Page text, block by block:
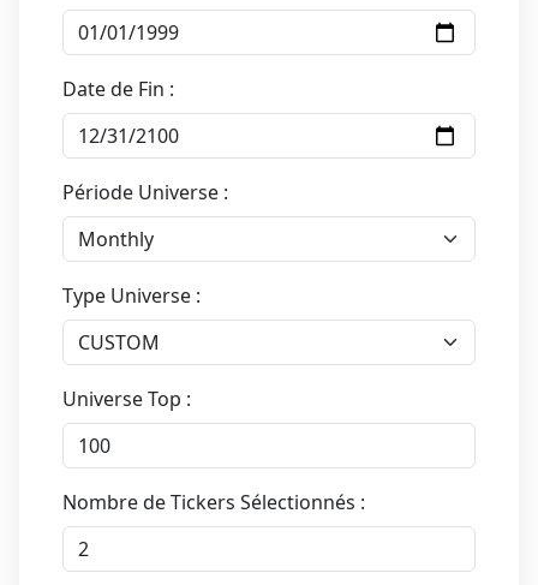
Date de Fin :
Période Universe :
Type Universe :
Universe Top :
Nombre de Tickers Sélectionnés :